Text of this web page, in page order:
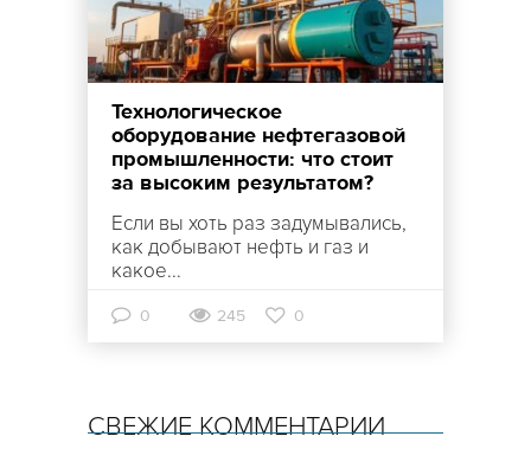
Технологическое
оборудование нефтегазовой
промышленности: что стоит
за высоким результатом?
Если вы хоть раз задумывались,
как добывают нефть и газ и
какое...
0 245 0
СВЕЖИЕ КОММЕНТАРИИ